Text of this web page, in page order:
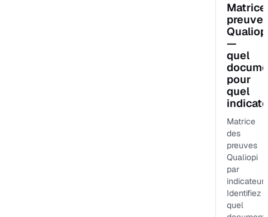
Matrice
—
quel
pour
quel
Matrice
des
preuves
Qualiopi
par
indicateur.
Identifiez
quel